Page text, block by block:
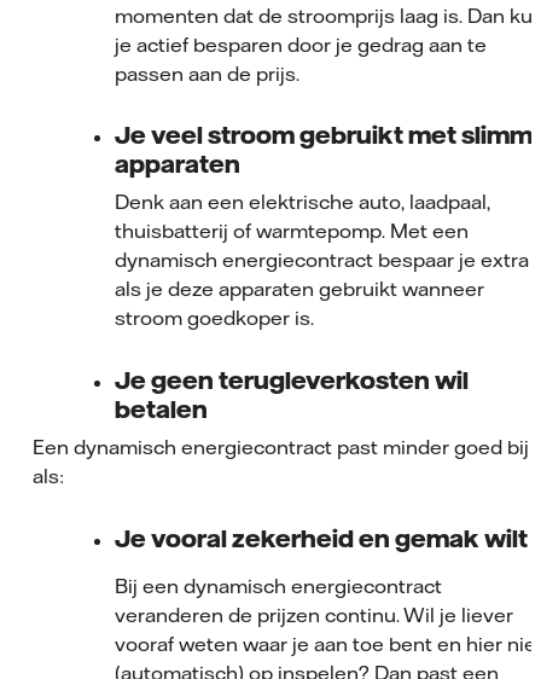
momenten dat de stroomprijs laag is. Dan
je actief besparen door je gedrag aan te
passen aan de prijs.
Je veel stroom gebruikt met
apparaten
Denk aan een elektrische auto, laadpaal,
thuisbatterij of warmtepomp. Met een
dynamisch energiecontract bespaar je extra
als je deze apparaten gebruikt wanneer
stroom goedkoper is.
Je geen terugleverkosten wil
betalen
Een dynamisch energiecontract past minder goed bij
als:
Je vooral zekerheid en gemak wilt
Bij een dynamisch energiecontract
veranderen de prijzen continu. Wil je liever
vooraf weten waar je aan toe bent en hier
(automatisch) op inspelen? Dan past een